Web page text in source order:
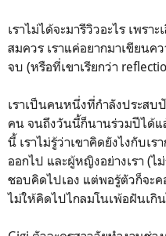
เราไม่ได้จะมารีวิวอะไร เพรา
สมควร เราแค่อยากมาเขียนค
จบ (หรือที่เขาเรียกว่า
เราเป็นคนหนึ่งที่กำลังประส
คน จนถึงวันนี้ก็นานร่วมปีได้แ
นี้ เราไม่รู้ว่าเขาคิดยังไงกับเ
ออกไป และผู้หญิงอย่างเรา (
ชอบคิดไปเอง แต่พอรู้ตัวก็จะ
ไม่ให้คิดไปไกลมโนเพ้อฝันเกิ